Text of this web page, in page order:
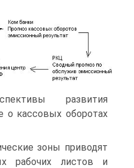
развития
о кассовых оборотах
зоны приводят
рабочих листов и